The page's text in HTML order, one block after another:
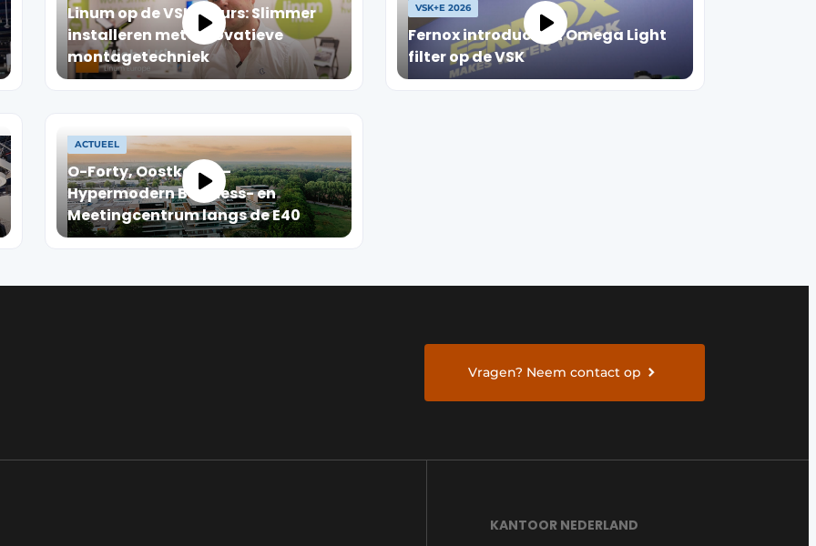
Linum op de VSK-beurs: Slimmer
installeren met innovatieve
montagetechniek
VSK+E 2026
Fernox introduceert Omega Light
filter op de VSK
ACTUEEL
O-Forty, Oostkamp –
Hypermodern Business- en
Meetingcentrum langs de E40
Vragen? Neem contact op
KANTOOR NEDERLAND